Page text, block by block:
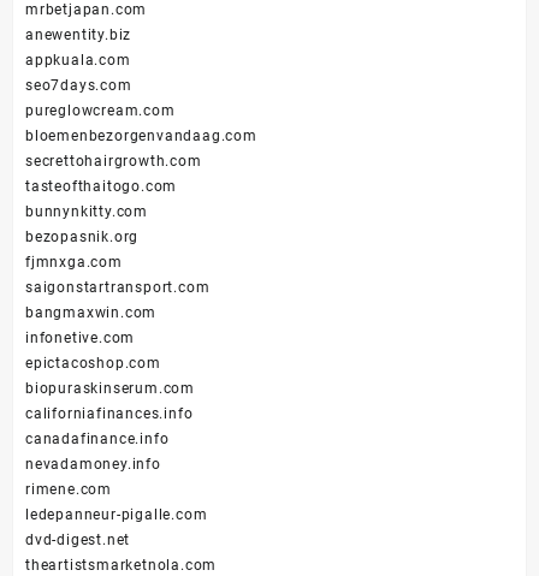
mrbetjapan.com
anewentity.biz
appkuala.com
seo7days.com
pureglowcream.com
bloemenbezorgenvandaag.com
secrettohairgrowth.com
tasteofthaitogo.com
bunnynkitty.com
bezopasnik.org
fjmnxga.com
saigonstartransport.com
bangmaxwin.com
infonetive.com
epictacoshop.com
biopuraskinserum.com
californiafinances.info
canadafinance.info
nevadamoney.info
rimene.com
ledepanneur-pigalle.com
dvd-digest.net
theartistsmarketnola.com